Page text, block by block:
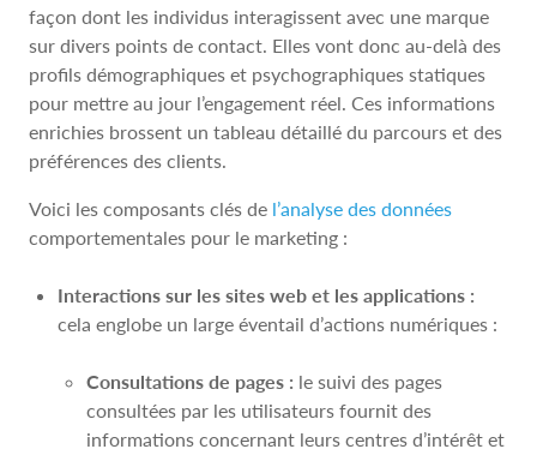
façon dont les individus interagissent avec une marque
sur divers points de contact. Elles vont donc au-delà des
profils démographiques et psychographiques statiques
pour mettre au jour l’engagement réel. Ces informations
enrichies brossent un tableau détaillé du parcours et des
préférences des clients.
Voici les composants clés de l’analyse des données
comportementales pour le marketing :
Interactions sur les sites web et les applications :
cela englobe un large éventail d’actions numériques :
Consultations de pages : le suivi des pages
consultées par les utilisateurs fournit des
informations concernant leurs centres d’intérêt et